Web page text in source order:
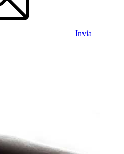
Invia